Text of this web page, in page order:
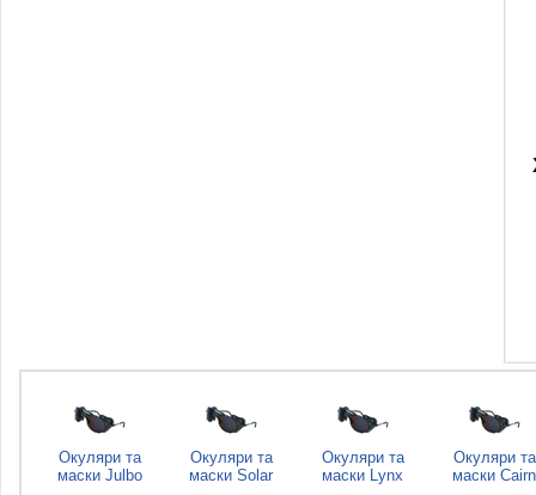
Окуляри та
маски Julbo
Окуляри та
маски Solar
Окуляри та
маски Lynx
Окуляри та
маски Cairn